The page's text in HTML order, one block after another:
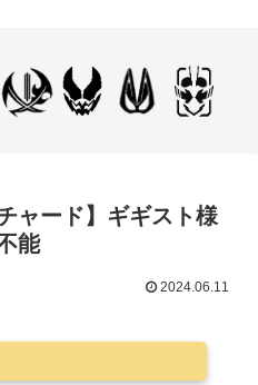
ャード】ギギスト様
能
2024.06.11